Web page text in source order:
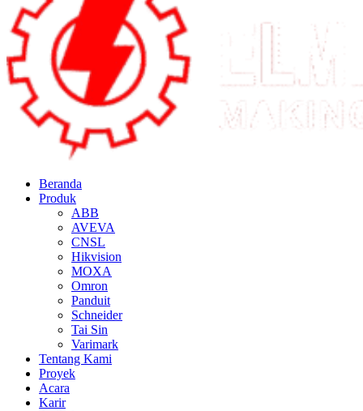
Beranda
Produk
ABB
AVEVA
CNSL
Hikvision
MOXA
Omron
Panduit
Schneider
Tai Sin
Varimark
Tentang Kami
Proyek
Acara
Karir